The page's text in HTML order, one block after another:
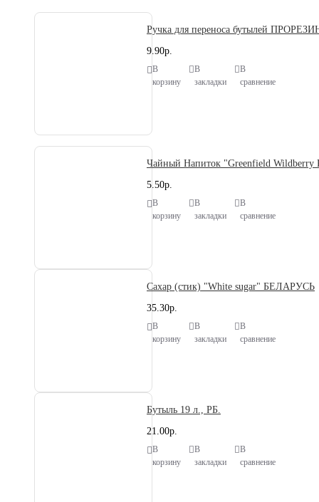
Ручка для переноса бутылей
9.90р.
В
корзину
В
закладки
В
сравнение
Чайный Напиток "Greenfield
5.50р.
В
корзину
В
закладки
В
сравнение
Сахар (стик) "White sugar" БЕЛАРУСЬ
35.30р.
В
корзину
В
закладки
В
сравнение
Бутыль 19 л., РБ.
21.00р.
В
корзину
В
закладки
В
сравнение